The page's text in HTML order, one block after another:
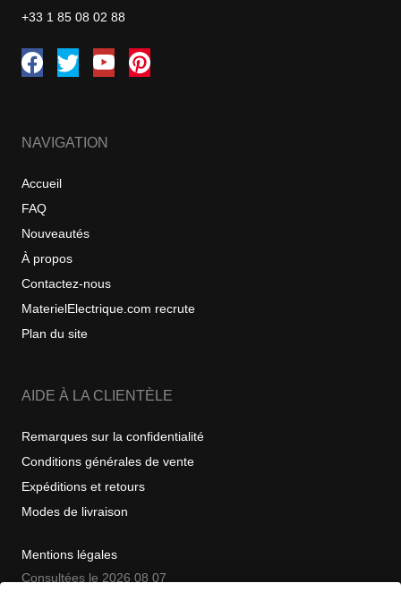
+33 1 85 08 02 88
NAVIGATION
Accueil
FAQ
Nouveautés
À propos
Contactez-nous
MaterielElectrique.com recrute
Plan du site
AIDE À LA CLIENTÈLE
Remarques sur la confidentialité
Conditions générales de vente
Expéditions et retours
Modes de livraison
Mentions légales
Consultées le 2026 08 07